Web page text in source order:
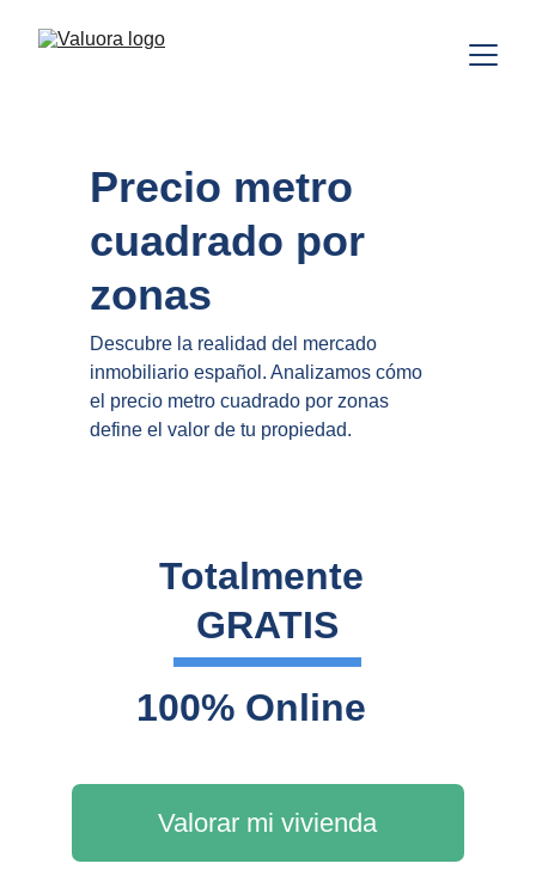
Precio metro
cuadrado por
zonas
Descubre la realidad del mercado
inmobiliario español. Analizamos cómo
el precio metro cuadrado por zonas
define el valor de tu propiedad.
Totalmente
GRATIS
Valorar mi vivienda
100% Online